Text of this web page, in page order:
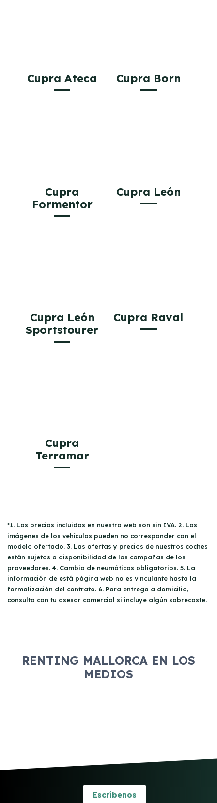
Cupra Ateca Cupra Born
Cupra
Formentor
Cupra León
Cupra León
Sportstourer
Cupra Raval
Cupra
Terramar
*1. Los precios incluidos en nuestra web son sin IVA. 2. Las
imágenes de los vehículos pueden no corresponder con el
modelo ofertado. 3. Las ofertas y precios de nuestros coches
están sujetos a disponibilidad de las campañas de los
proveedores. 4. Cambio de neumáticos obligatorios. 5. La
información de está página web no es vinculante hasta la
formalización del contrato. 6. Para entrega a domicilio,
consulta con tu asesor comercial si incluye algún sobrecoste.
RENTING MALLORCA EN LOS
MEDIOS
Escríbenos